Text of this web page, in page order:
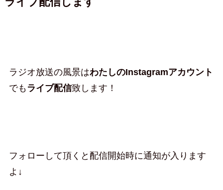
ラジオ放送の風景はわたしのInstagramアカウント
でも ライブ配信致します！
フォローして頂くと配信開始時に通知が入ります
よ↓